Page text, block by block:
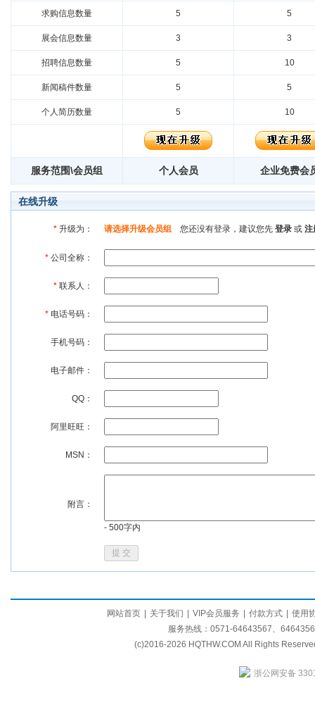
求购信息数量 5 5
展会信息数量 3 3
招聘信息数量 5 10
新闻稿件数量 5 5
个人简历数量 5 10
服务范围\会员组 个人会员 企业免费会
在线升级
* 升级为： 请选择升级会员组 您还没有登录，建议您先 登录 或 注
* 公司全称：
* 联系人：
* 电话号码：
手机号码：
电子邮件：
QQ：
阿里旺旺：
MSN：
附言：
- 500字内
网站首页 | 关于我们 | VIP会员服务 | 付款方式 | 使用
服务热线：0571-64643567、
(c)2016-2026 HQTHW.COM All Rights
浙公网安备